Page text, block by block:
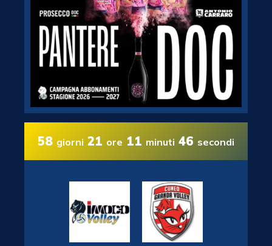
58 giorni 21 ore 11 minuti 45 secondi